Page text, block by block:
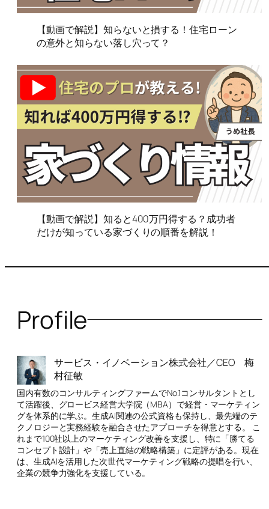
【動画で解説】知らないと損する！住宅ローン
の意外と知らない落し穴って？
【動画で解説】知ると400万円得する？成功者
だけが知っている家づくりの順番を解説！
Profile
サービス・イノベーション株式会社／CEO 梅
村征敏
国内有数のコンサルティングファームでNo.1コンサルタントとし
て活躍後、グロービス経営大学院（MBA）で経営・マーケティン
グを体系的に学ぶ。生成AI関連の公式資格も保持し、最先端のテ
クノロジーと実務経験を融合させたアプローチを得意とする。 こ
れまで100社以上のマーケティング改善を支援し、特に「勝てる
コンセプト設計」や「売上直結の戦略構築」に定評がある。現在
は、生成AIを活用した次世代マーケティング戦略の提唱を行い、
企業の競争力強化を支援している。